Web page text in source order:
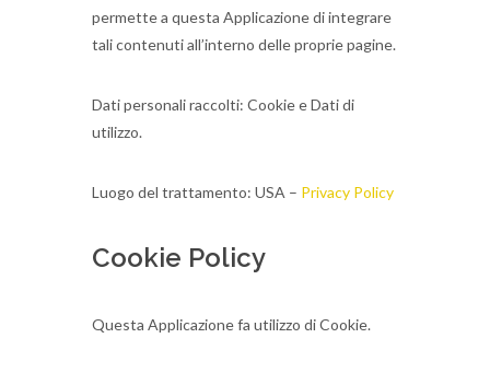
permette a questa Applicazione di integrare
tali contenuti all’interno delle proprie pagine.
Dati personali raccolti: Cookie e Dati di
utilizzo.
Luogo del trattamento: USA – Privacy Policy
Cookie Policy
Questa Applicazione fa utilizzo di Cookie.